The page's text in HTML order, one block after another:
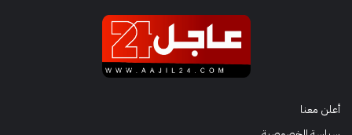
أعلن معنا